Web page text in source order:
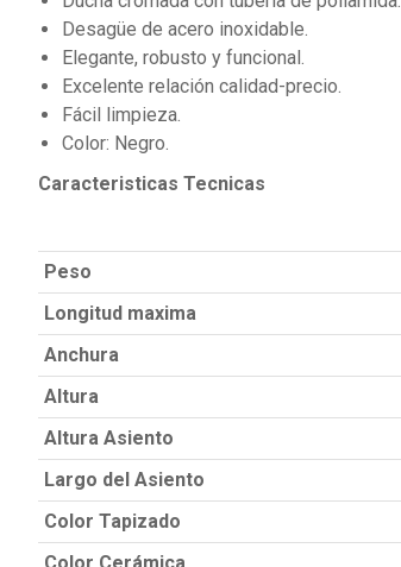
Desagüe de acero inoxidable.
Elegante, robusto y funcional.
Excelente relación calidad-precio.
Fácil limpieza.
Color: Negro.
Caracteristicas Tecnicas
Peso
Longitud maxima
Anchura
Altura
Altura Asiento
Largo del Asiento
Color Tapizado